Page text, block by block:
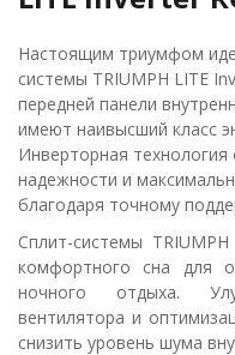
Настоящим триумфом
системы TRIUMPH LITE
передней панели
имеют наивысший класс
Инверторная
надежности и
благодаря точному
Сплит-системы
комфортного сна для
ночного отдыха.
вентилятора и
снизить уровень шума